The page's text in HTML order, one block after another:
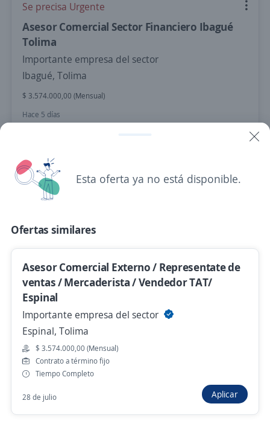
Se precisa Urgente
Asesor Comercial Sector Financiero Ibagué
Tolima
Importante empresa del sector
Ibagué, Tolima
$ 3.574.000,00 (Mensual)
Hace 5 días
Asesor comercial sin experiencia Ibagué
Logique Entertainment
Ibagué, Tolima
Hace 5 días
No hay más ofertas de 'asesor comercial externo'
Mira estas oportunidades de trabajo remoto de 'asesor
comercial externo' en todo el país
asesor(a) comercial externo
Diana Pulgarin Odontologia Estetica
Pereira, Risaralda
Remoto
Esta oferta ya no está disponible.
Ofertas similares
Asesor Comercial Externo / Representate de
ventas / Mercaderista / Vendedor TAT/
Espinal
Importante empresa del sector
Espinal, Tolima
$ 3.574.000,00 (Mensual)
Contrato a término fijo
Tiempo Completo
28 de julio Aplicar